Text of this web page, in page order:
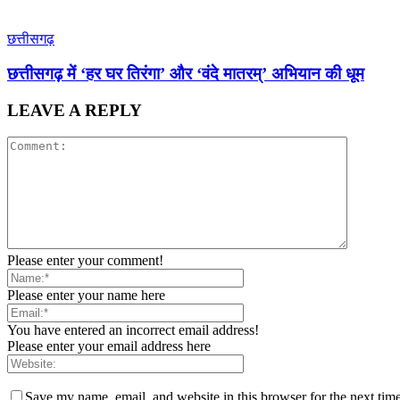
छत्तीसगढ़
छत्तीसगढ़ में ‘हर घर तिरंगा’ और ‘वंदे मातरम्’ अभियान की धूम
LEAVE A REPLY
Please enter your comment!
Please enter your name here
You have entered an incorrect email address!
Please enter your email address here